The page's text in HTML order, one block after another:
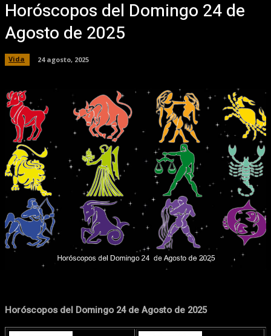
Horóscopos del Domingo 24 de
Agosto de 2025
Vida 24 agosto, 2025
Facebook Pinterest WhatsApp
Horóscopos del Domingo 24 de Agosto de 2025